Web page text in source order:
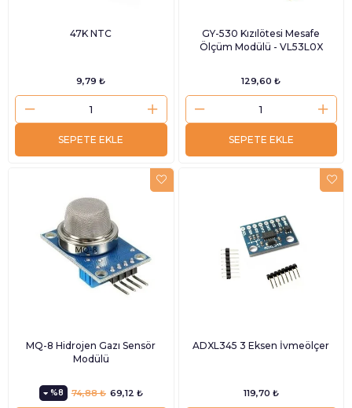
47K NTC
9,79 ₺
SEPETE EKLE
GY-530 Kızılötesi Mesafe
Ölçüm Modülü - VL53L0X
129,60 ₺
SEPETE EKLE
MQ-8 Hidrojen Gazı Sensör
Modülü
%8 69,12 ₺
74,88 ₺
ADXL345 3 Eksen İvmeölçer
119,70 ₺